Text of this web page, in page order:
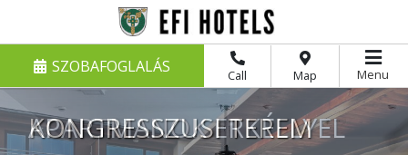
Call Map
SZOBAFOGLALÁS Menu
KONGRESSZUSI TEREM